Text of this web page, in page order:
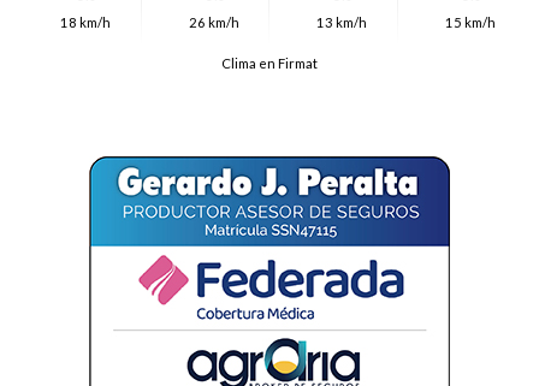
18 km/h
26 km/h
13 km/h
15 km/h
Clima en Firmat